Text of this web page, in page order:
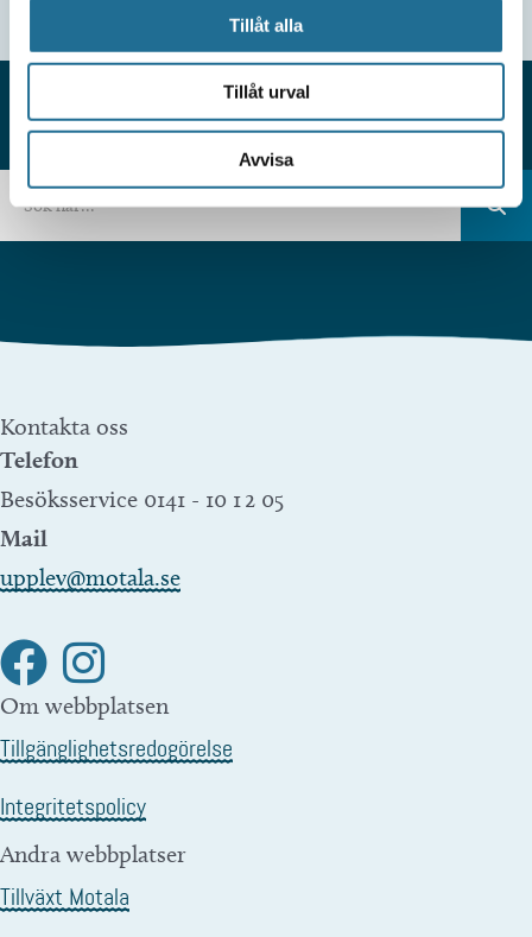
Tillåt alla
Tillåt urval
Avvisa
HITTAR DU INTE VAD DU SÖKER?
Kontakta oss
Telefon
Besöksservice 0141 - 10 1 2 05
Mail
upplev@motala.se
Om webbplatsen
Tillgänglighetsredogörelse
Integritetspolicy
Andra webbplatser
Tillväxt Motala